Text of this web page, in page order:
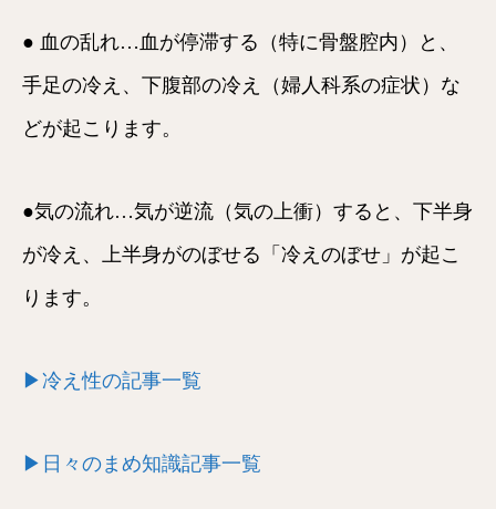
● 血の乱れ…血が停滞する（特に骨盤腔内）と、
手足の冷え、下腹部の冷え（婦人科系の症状）な
どが起こります。
●気の流れ…気が逆流（気の上衝）すると、下半身
が冷え、上半身がのぼせる「冷えのぼせ」が起こ
ります。
▶冷え性の記事一覧
▶日々のまめ知識記事一覧